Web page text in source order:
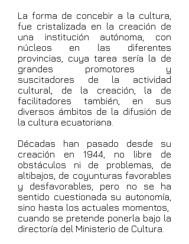
La forma de concebir a la cultura,
fue cristalizada en la creación de
una institución autónoma, con
núcleos en las diferentes
provincias, cuya tarea sería la de
grandes promotores y
suscitadores de la actividad
cultural, de la creación, la de
facilitadores también, en sus
diversos ámbitos de la difusión de
la cultura ecuatoriana.
Décadas han pasado desde su
creación en 1944, no libre de
obstáculos ni de problemas, de
altibajos, de coyunturas favorables
y desfavorables, pero no se ha
sentido cuestionada su autonomía,
sino hasta los actuales momentos,
cuando se pretende ponerla bajo la
directoría del Ministerio de Cultura.